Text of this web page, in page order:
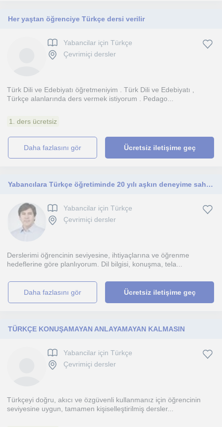
Her yaştan öğrenciye Türkçe dersi verilir
Yabancilar için Türkçe
Çevrimiçi dersler
Türk Dili ve Edebiyatı öğretmeniyim . Türk Dili ve Edebiyatı ,
Türkçe alanlarında ders vermek istiyorum . Pedago...
1. ders ücretsiz
daha fazlasını gör Ücretsiz iletişime geç
Yabancılara Türkçe öğretiminde 20 yılı aşkın deneyime sahip bir Türkçe öğretmeniyim.
Yabancilar için Türkçe
Çevrimiçi dersler
Derslerimi öğrencinin seviyesine, ihtiyaçlarına ve öğrenme
hedeflerine göre planlıyorum. Dil bilgisi, konuşma, tela...
daha fazlasını gör Ücretsiz iletişime geç
TÜRKÇE KONUŞAMAYAN ANLAYAMAYAN KALMASIN
Yabancilar için Türkçe
Çevrimiçi dersler
Türkçeyi doğru, akıcı ve özgüvenli kullanmanız için öğrencinin
seviyesine uygun, tamamen kişiselleştirilmiş dersler...